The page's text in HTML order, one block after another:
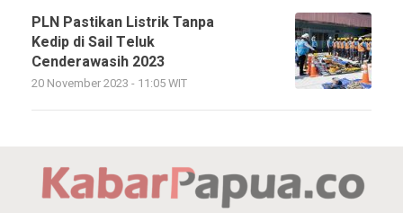
PLN Pastikan Listrik Tanpa
Kedip di Sail Teluk
Cenderawasih 2023
20 November 2023 - 11:05 WIT